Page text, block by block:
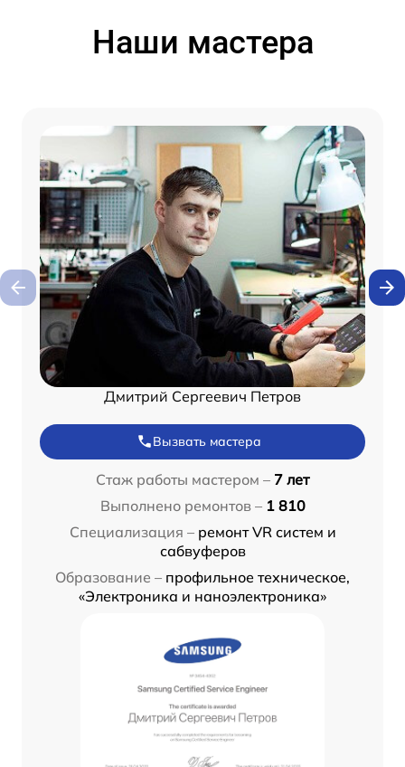
Наши мастера
Дмитрий Сергеевич Петров
Вызвать мастера
Стаж работы мастером – 7 лет
Выполнено ремонтов – 1 810
Специализация – ремонт VR систем и
сабвуферов
Образование – профильное техническое,
«Электроника и наноэлектроника»